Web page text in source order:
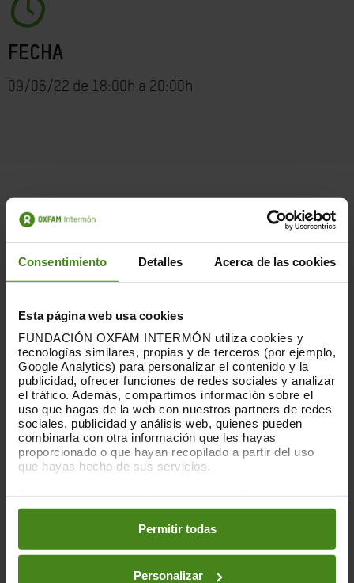
Consentimiento Detalles Acerca de las cookies
Esta página web usa cookies
FUNDACIÓN OXFAM INTERMÓN utiliza cookies y
tecnologías similares, propias y de terceros (por ejemplo,
Google Analytics) para personalizar el contenido y la
publicidad, ofrecer funciones de redes sociales y analizar
el tráfico. Además, compartimos información sobre el
uso que hagas de la web con nuestros partners de redes
sociales, publicidad y análisis web, quienes pueden
combinarla con otra información que les hayas
proporcionado o que hayan recopilado a partir del uso
que hayas hecho de sus servicios.
preferencias accediendo a nuestraPolítica de Cookieso
en los botones facilitados a continuación:
Permitir todas
Personalizar
FECHA
09/06/22 de 18:00h a 20:00h
Oxfam Intermón junto con la Asociación Intercultural
colaboración del Ayuntamiento de València,
organizamos la Jornada:¿Cómo hacer realidad una
dotadas de recursos y financiación suficientes
se llevará a cabo el jueves, 9 de junio de 18h00 a
20h00 en elSalón de grados de ADEIT(Plaza Virgen
de la Paz, 3 en València). La modalidad será
presencial y on line.
En esta jornada abordaremos la necesidad de
invertir en sistemas públicos de atención y cuidados
que permitan afrontar la desproporcionada
responsabilidad del trabajo de cuidados que recae
pilares fundamentales tanto el desarrollo normativo
para proteger a las personas que se ocupan del
trabajo de cuidados, como el de una fiscalidad justa